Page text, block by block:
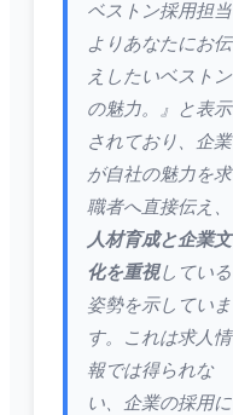
ベストン採用担当
よりあなたにお伝
えしたいベストン
の魅力。』と表示
されており、企業
が自社の魅力を求
職者へ直接伝え、
人材育成と企業文
化を重視している
姿勢を示していま
す。これは求人情
報では得られな
い、企業の採用に